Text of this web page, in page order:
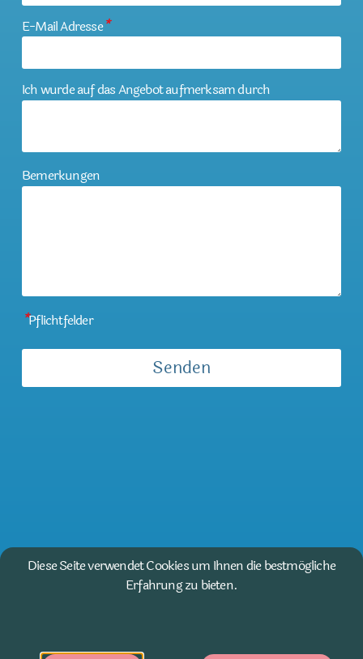
E-Mail Adresse*
Ich wurde auf das Angebot aufmerksam durch
Bemerkungen
*Pflichtfelder
Diese Seite verwendet Cookies um Ihnen die bestmögliche
Erfahrung zu bieten.